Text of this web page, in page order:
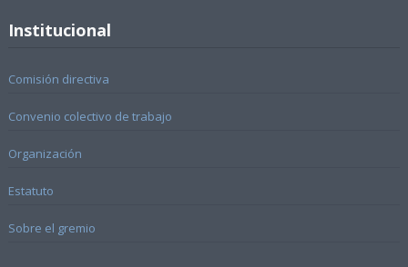
Institucional
Comisión directiva
Convenio colectivo de trabajo
Organización
Estatuto
Sobre el gremio